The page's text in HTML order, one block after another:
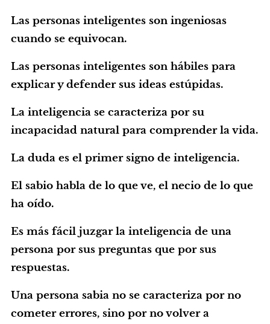
Las personas inteligentes son ingeniosas
cuando se equivocan.
Las personas inteligentes son hábiles para
explicar y defender sus ideas estúpidas.
La inteligencia se caracteriza por su
incapacidad natural para comprender la vida.
La duda es el primer signo de inteligencia.
El sabio habla de lo que ve, el necio de lo que
ha oído.
Es más fácil juzgar la inteligencia de una
persona por sus preguntas que por sus
respuestas.
Una persona sabia no se caracteriza por no
cometer errores, sino por no volver a